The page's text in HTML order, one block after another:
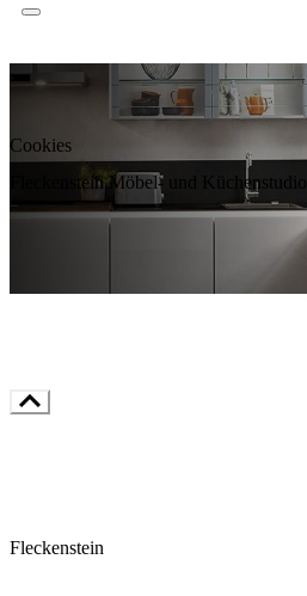
Cookies
Fleckenstein Möbel- und Küchenstudio
Fleckenstein